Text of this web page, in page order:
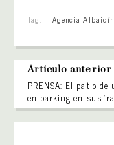
Tag: Agencia
Artículo anterior
PRENSA: El patio
en parking en sus